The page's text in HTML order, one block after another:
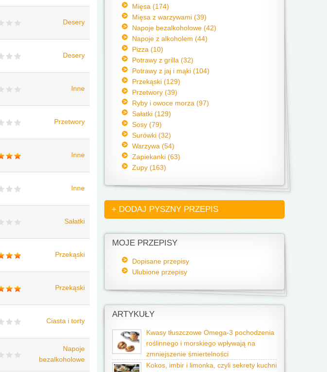
Desery
Desery
Inne
Przetwory
Inne
Inne
Sałatki
Przekąski
Przekąski
Ciasta i torty
Napoje
bezalkoholowe
Mięsa (174)
Mięsa z warzywami (39)
Napoje bezalkoholowe (42)
Napoje z alkoholem (44)
Pizza (10)
Potrawy z grilla (32)
Potrawy z jaj i mąki (104)
Przekąski (129)
Przetwory (39)
Ryby i owoce morza (97)
Sałatki (129)
Sosy (79)
Surówki (32)
Warzywa (54)
Zapiekanki (63)
Zupy (163)
+ DODAJ PYSZNY PRZEPIS
MOJE PRZEPISY
Dopisane przepisy
Ulubione przepisy
ARTYKUŁY
Kwasy tłuszczowe Omega-3 pochodzenia
roślinnego i morskiego wpływają na
zmniejszenie śmiertelności
Kokos, imbir i limonka, czyli sekrety kuchni